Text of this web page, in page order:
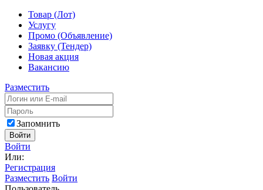
Товар (Лот)
Услугу
Промо (Объявление)
Заявку (Тендер)
Новая акция
Вакансию
Разместить
Запомнить
Войти
Войти
Или:
Регистрация
Разместить Войти